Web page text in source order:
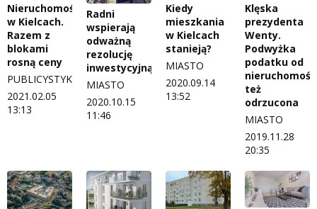
Nieruchomości
w Kielcach.
Razem z
blokami
rosną ceny
PUBLICYSTYKA
2021.02.05
13:13
Radni
wspierają
odważną
rezolucję
inwestycyjną
MIASTO
2020.10.15
11:46
Kiedy
mieszkania
w Kielcach
stanieją?
MIASTO
2020.09.14
13:52
Klęska
prezydenta
Wenty.
Podwyżka
podatku od
też
odrzucona
MIASTO
2019.11.28
20:35